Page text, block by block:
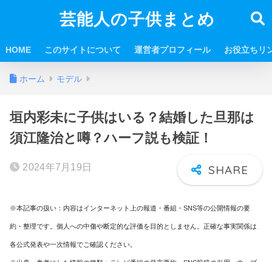
芸能人の子供まとめ
HOME このサイトについて 運営者プロフィール お役立ちリ
ホーム モデル
垣内彩未に子供はいる？結婚した旦那は
須江隆治と噂？ハーフ説も検証！
2024年7月19日
※本記事の扱い：内容はインターネット上の報道・番組・SNS等の公開情報の要
約・整理です。個人への中傷や断定的な評価を目的としません。正確な事実関係は
各公式発表や一次情報でご確認ください。